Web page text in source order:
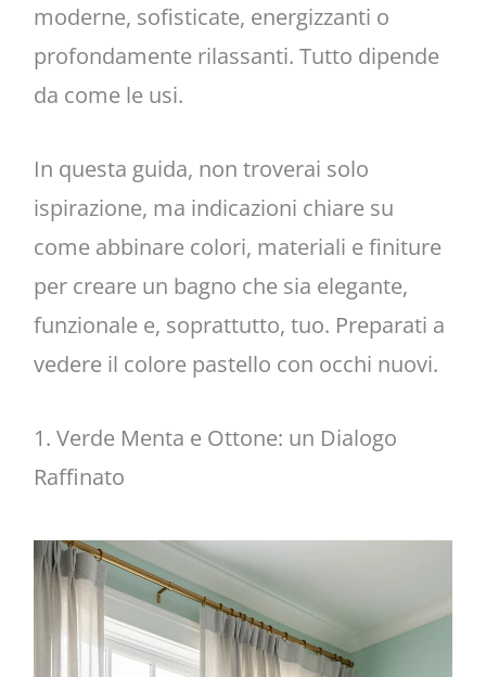
moderne, sofisticate, energizzanti o
profondamente rilassanti. Tutto dipende
da come le usi.
In questa guida, non troverai solo
ispirazione, ma indicazioni chiare su
come abbinare colori, materiali e finiture
per creare un bagno che sia elegante,
funzionale e, soprattutto, tuo. Preparati a
vedere il colore pastello con occhi nuovi.
1. Verde Menta e Ottone: un Dialogo
Raffinato